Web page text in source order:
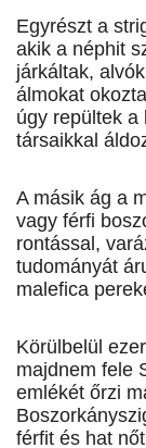
Egyrészt a
akik a néphit
járkáltak,
álmokat
úgy repültek a
társaikkal
A másik ág a
vagy férfi
rontással,
tudományát
malefica
Körülbelül
majdnem fele
emlékét őrzi
férfit és hat